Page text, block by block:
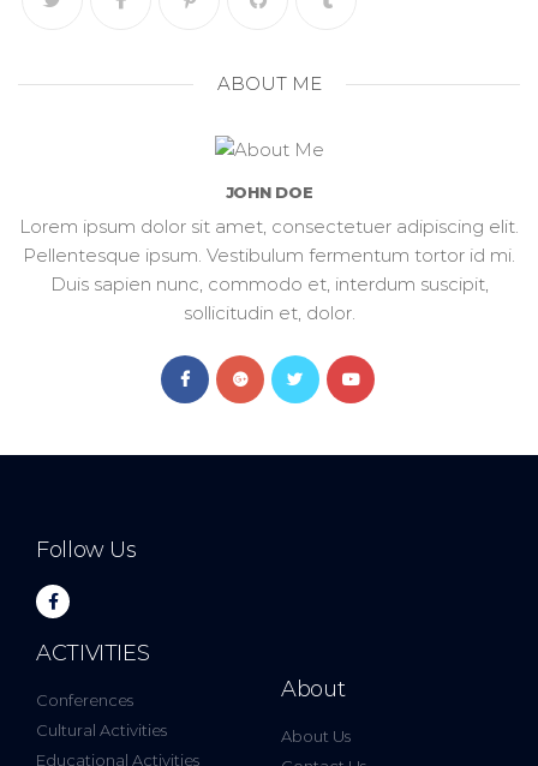
ABOUT ME
JOHN DOE
Lorem ipsum dolor sit amet, consectetuer adipiscing elit.
Pellentesque ipsum. Vestibulum fermentum tortor id mi.
Duis sapien nunc, commodo et, interdum suscipit,
sollicitudin et, dolor.
Follow Us
ACTIVITIES
Conferences
Cultural Activities
Educational Activities
About
About Us